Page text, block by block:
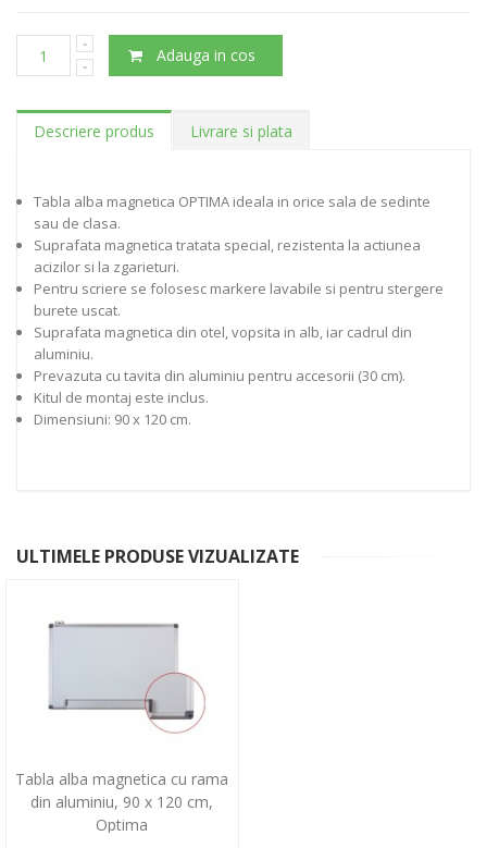
Adauga in cos
Descriere produs Livrare si plata
Tabla alba magnetica OPTIMA ideala in orice sala de sedinte
sau de clasa.
Suprafata magnetica tratata special, rezistenta la actiunea
acizilor si la zgarieturi.
Pentru scriere se folosesc markere lavabile si pentru stergere
burete uscat.
Suprafata magnetica din otel, vopsita in alb, iar cadrul din
aluminiu.
Prevazuta cu tavita din aluminiu pentru accesorii (30 cm).
Kitul de montaj este inclus.
Dimensiuni: 90 x 120 cm.
ULTIMELE PRODUSE VIZUALIZATE
Tabla alba magnetica cu rama
din aluminiu, 90 x 120 cm,
Optima